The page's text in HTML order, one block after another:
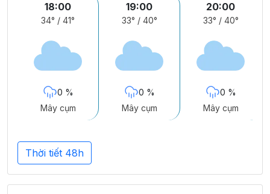
18:00
34° / 41°
0 %
Mây cụm
19:00
33° / 40°
0 %
Mây cụm
20:00
33° / 40°
0 %
Mây cụm
Thời tiết 48h